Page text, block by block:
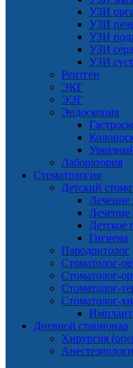
УЗИ
УЗИ
УЗИ
УЗИ
УЗИ
Рентген
ЭКГ
ЭЭГ
Эндоскопия
Лаборатория
Стоматология
Детский
Лечение
Лечение
Детское
Гигиена
Пародонтолог
Стоматолог-
Стоматолог-
Стоматолог-
Стоматолог-
Дневной стационар
Хирургия